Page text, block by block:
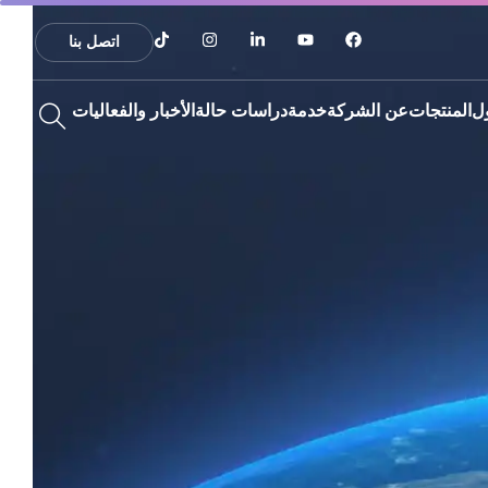
اتصل بنا
المنتجاتعن الشركةخدمةدراسات حالة الأخبار والفعاليات